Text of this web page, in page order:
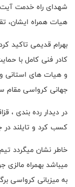
شهدای راه خدمت
هیات همراه ایشان،
بهرام قدیمی تاکید
کادر فنی کامل با
و هیات های استانی و
جهانی کرواسی مقام
در دیدار رده بندی ،
کسب کرد و تایلند در
به میزبانی کرواسی